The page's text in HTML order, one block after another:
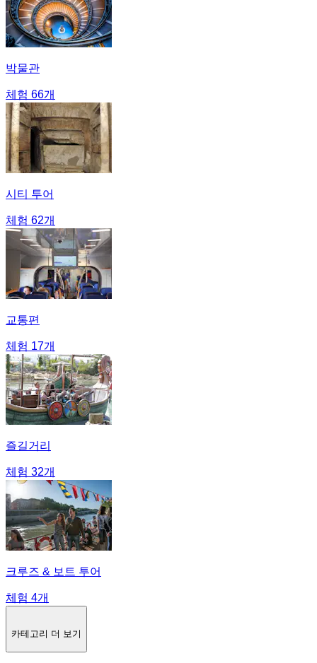
박물관
체험 66개
시티 투어
체험 62개
교통편
체험 17개
즐길거리
체험 32개
크루즈 & 보트 투어
체험 4개
카테고리 더 보기